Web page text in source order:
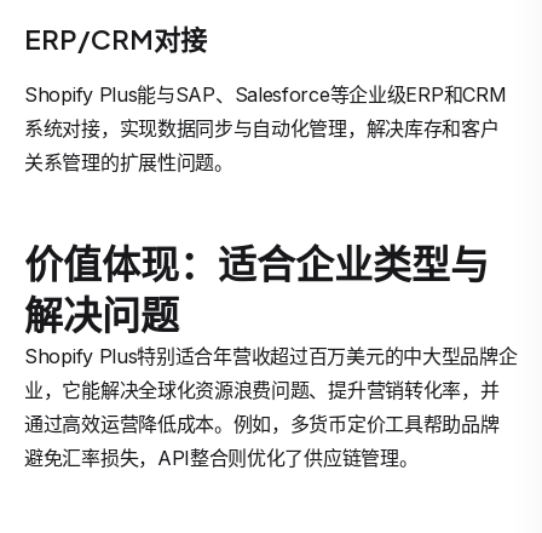
ERP/CRM对接
Shopify Plus能与SAP、Salesforce等企业级ERP和CRM
系统对接，实现数据同步与自动化管理，解决库存和客户
关系管理的扩展性问题。
价值体现：适合企业类型与
解决问题
Shopify Plus特别适合年营收超过百万美元的中大型品牌企
业，它能解决全球化资源浪费问题、提升营销转化率，并
通过高效运营降低成本。例如，多货币定价工具帮助品牌
避免汇率损失，API整合则优化了供应链管理。